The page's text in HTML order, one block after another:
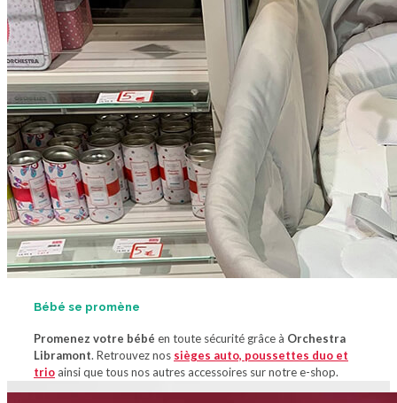
Bébé se promène
Promenez votre bébé en toute sécurité grâce à Orchestra
Libramont. Retrouvez nos sièges auto, poussettes duo et
trio ainsi que tous nos autres accessoires sur notre e-shop.